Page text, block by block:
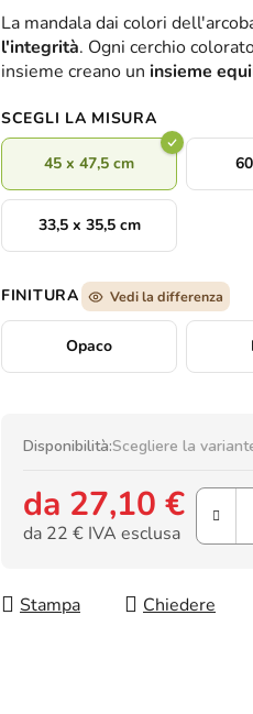
media
del
prodotto
0,0
su
stelle.
La mandala dai colori
l'integrità. Ogni cerchio
insieme creano un insieme
SCEGLI LA MISURA
45 x 47,5 cm
33,5 x 35,5 cm
FINITURA Vedi la differenza
Opaco
Disponibilità:Scegliere la
da 27,10 €
da 22 € IVA esclusa
Stampa
Chiedere